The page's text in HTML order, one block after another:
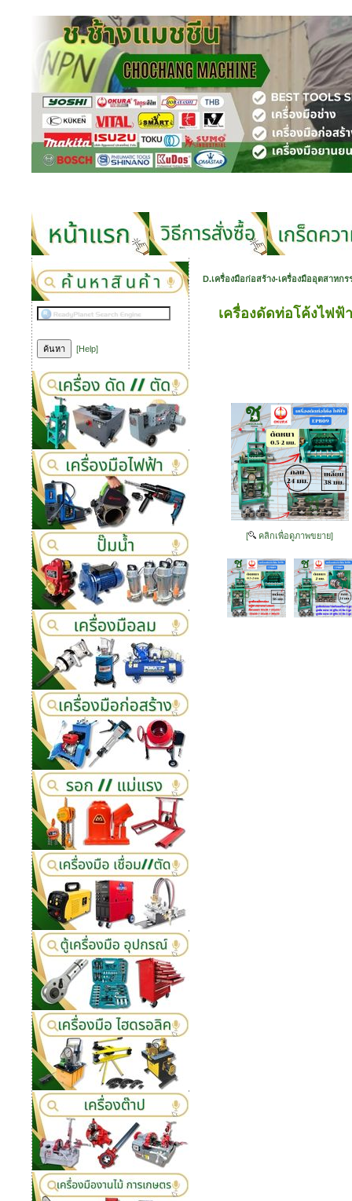
[Help]
D.เครื่องมือก่อสร้าง-เครื่องมืออุตสาห
เครื่องดัดท่อโค้งไฟฟ้
[ คลิกเพื่อดูภาพขยาย]